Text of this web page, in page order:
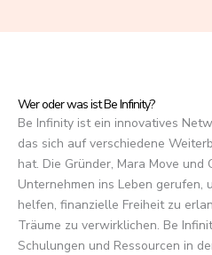
5
Wer oder was ist Be Infinity?
Be Infinity ist ein innovatives
das sich auf verschiedene
hat. Die Gründer, Mara Move und
Unternehmen ins Leben gerufen,
helfen, finanzielle Freiheit zu
Träume zu verwirklichen. Be
Schulungen und Ressourcen in